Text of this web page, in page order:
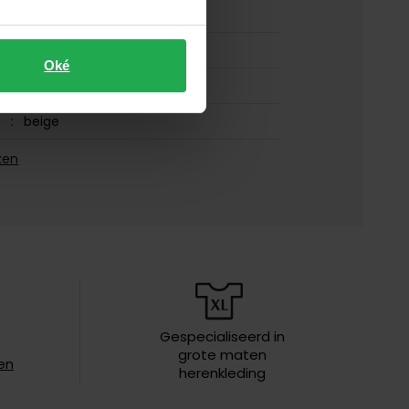
Oké
beige
speciaal wasprogamma 30°C, niet in
de droger, strijken op lage
temperatuur, chemish reinigen
Gespecialiseerd in
grote maten
herenkleding